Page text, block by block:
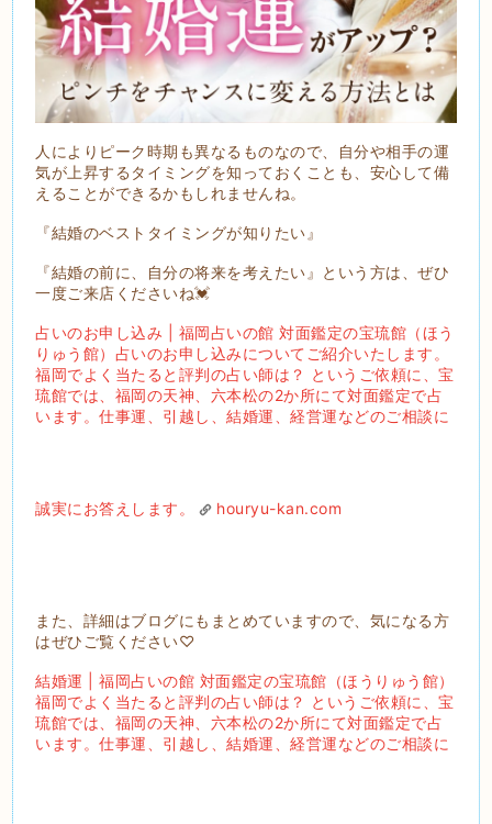
人によりピーク時期も異なるものなので、自分や相手の運
気が上昇するタイミングを知っておくことも、安心して備
えることができるかもしれませんね。
『結婚のベストタイミングが知りたい』
『結婚の前に、自分の将来を考えたい』という方は、ぜひ
一度ご来店くださいね💓
占いのお申し込み | 福岡占いの館 対面鑑定の宝琉館（ほう
りゅう館）占いのお申し込みについてご紹介いたします。
福岡でよく当たると評判の占い師は？ というご依頼に、宝
琉館では、福岡の天神、六本松の2か所にて対面鑑定で占
います。仕事運、引越し、結婚運、経営運などのご相談に
誠実にお答えします。 houryu-kan.com
また、詳細はブログにもまとめていますので、気になる方
はぜひご覧ください♡
結婚運 | 福岡占いの館 対面鑑定の宝琉館（ほうりゅう館）
福岡でよく当たると評判の占い師は？ というご依頼に、宝
琉館では、福岡の天神、六本松の2か所にて対面鑑定で占
います。仕事運、引越し、結婚運、経営運などのご相談に